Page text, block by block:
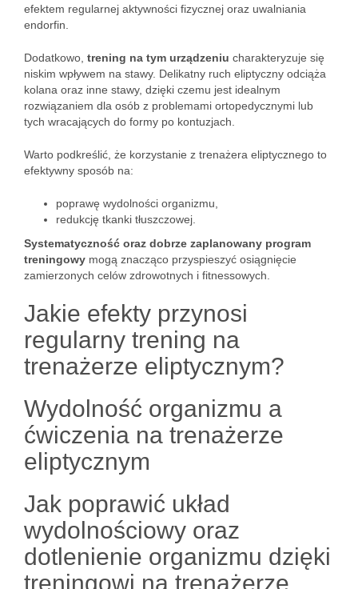
efektem regularnej aktywności fizycznej oraz uwalniania
endorfin.
Dodatkowo, trening na tym urządzeniu charakteryzuje się
niskim wpływem na stawy. Delikatny ruch eliptyczny odciąża
kolana oraz inne stawy, dzięki czemu jest idealnym
rozwiązaniem dla osób z problemami ortopedycznymi lub
tych wracających do formy po kontuzjach.
Warto podkreślić, że korzystanie z trenażera eliptycznego to
efektywny sposób na:
poprawę wydolności organizmu,
redukcję tkanki tłuszczowej.
Systematyczność oraz dobrze zaplanowany program
treningowy mogą znacząco przyspieszyć osiągnięcie
zamierzonych celów zdrowotnych i fitnessowych.
Jakie efekty przynosi
regularny trening na
trenażerze eliptycznym?
Wydolność organizmu a
ćwiczenia na trenażerze
eliptycznym
Jak poprawić układ
wydolnościowy oraz
dotlenienie organizmu dzięki
treningowi na trenażerze